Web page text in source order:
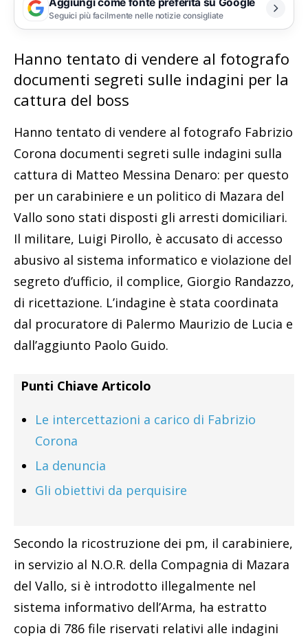
Seguici più facilmente nelle notizie consigliate
Hanno tentato di vendere al fotografo
documenti segreti sulle indagini per la
cattura del boss
Hanno tentato di vendere al fotografo Fabrizio
Corona documenti segreti sulle indagini sulla
cattura di Matteo Messina Denaro: per questo
per un carabiniere e un politico di Mazara del
Vallo sono stati disposti gli arresti domiciliari.
Il militare, Luigi Pirollo, è accusato di accesso
abusivo al sistema informatico e violazione del
segreto d’ufficio, il complice, Giorgio Randazzo,
di ricettazione. L’indagine è stata coordinata
dal procuratore di Palermo Maurizio de Lucia e
dall’aggiunto Paolo Guido.
Punti Chiave Articolo
Le intercettazioni a carico di Fabrizio
Corona
La denuncia
Gli obiettivi da perquisire
Secondo la ricostruzione dei pm, il carabiniere,
in servizio al N.O.R. della Compagnia di Mazara
del Vallo, si è introdotto illegalmente nel
sistema informativo dell’Arma, ha estratto
copia di 786 file riservati relativi alle indagini